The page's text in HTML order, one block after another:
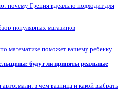
почему Греция идеально подходит для
популярных магазинов
математике поможет вашему ребенку
будут ли приняты реальные
автоэмали: в чем разница и какой выбрать